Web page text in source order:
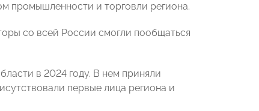
промышленности и торговли региона.
со всей России смогли пообщаться
в 2024 году. В нем приняли
первые лица региона и